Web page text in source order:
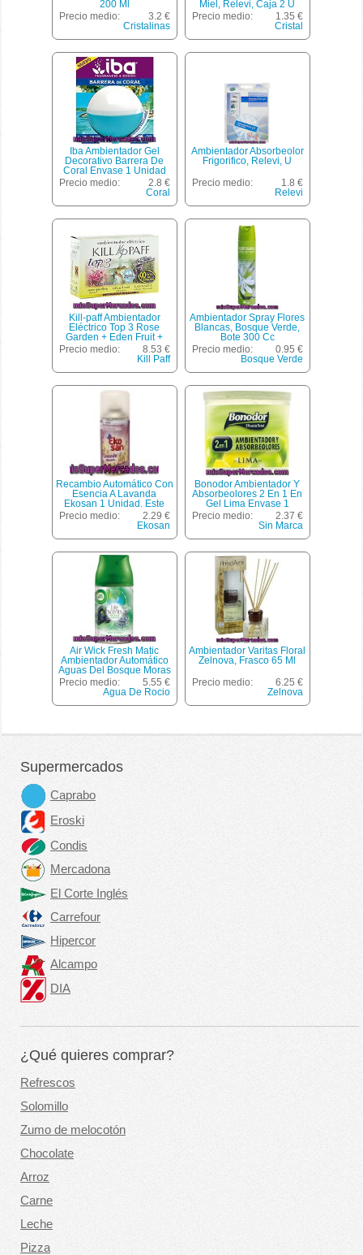
200 Ml
Precio medio:
3.2 €
Cristalinas
Miel, Relevi, Caja 2 U
Precio medio:
1.35 €
Cristal
Iba Ambientador Gel
Decorativo Barrera De
Coral Envase 1 Unidad
Precio medio:
2.8 €
Coral
Ambientador Absorbeolor
Frigorifico, Relevi, U
Precio medio:
1.8 €
Relevi
Kill-paff Ambientador
Eléctrico Top 3 Rose
Garden + Eden Fruit +
Lavanda Recambio 3
Precio medio:
8.53 €
Kill Paff
Ambientador Spray Flores
Blancas, Bosque Verde,
Bote 300 Cc
Precio medio:
0.95 €
Bosque Verde
Recambio Automático Con
Esencia A Lavanda
Ekosan 1 Unidad. Este
Tipo De Recambios De
Ambientador Son Para
De Ekosan.
Precio medio:
2.29 €
Ekosan
Bonodor Ambientador Y
Absorbeolores 2 En 1 En
Gel Lima Envase 1
Unidad
Precio medio:
2.37 €
Sin Marca
Air Wick Fresh Matic
Ambientador Automático
Aguas Del Bosque Moras
Frescas Agua De Rocío Y
Flores Silvestres
Recambio Fragancia
Cambiante
Precio medio:
5.55 €
Agua De Rocio
Ambientador Varitas Floral
Zelnova, Frasco 65 Ml
Precio medio:
6.25 €
Zelnova
Supermercados
Caprabo
Eroski
Condis
Mercadona
El Corte Inglés
Carrefour
Hipercor
Alcampo
DIA
¿Qué quieres comprar?
Refrescos
Solomillo
Zumo de melocotón
Chocolate
Arroz
Carne
Leche
Pizza